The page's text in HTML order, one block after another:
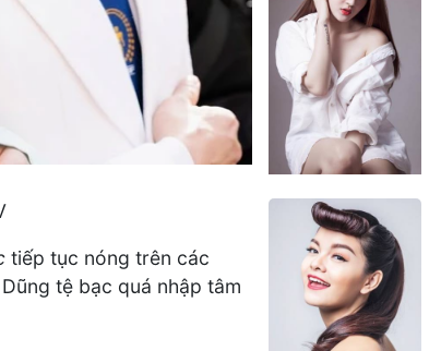
tiếp tục nóng trên các
tệ bạc quá nhập tâm